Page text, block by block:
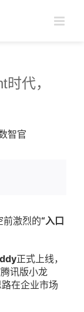
代，
智官
激烈的“入口
正式上线，
讯版小龙
在企业市场